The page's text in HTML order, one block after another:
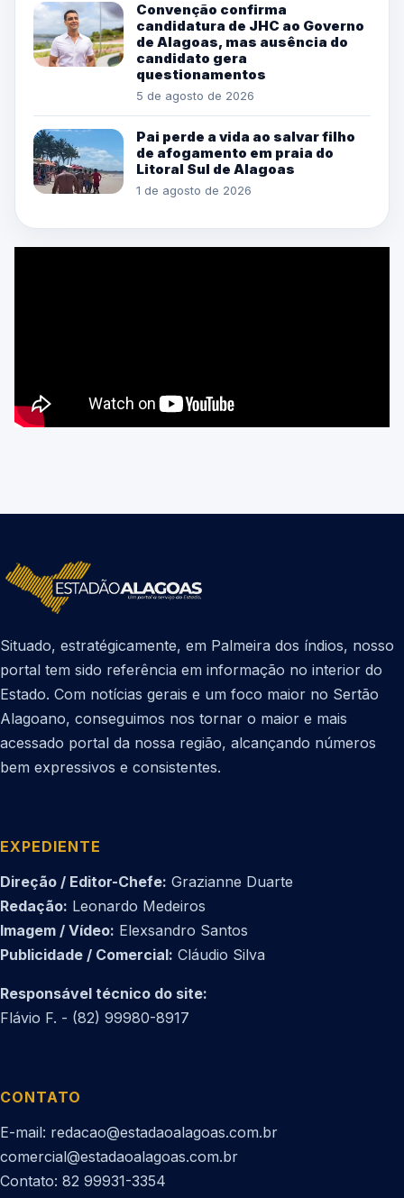
Convenção confirma
candidatura de JHC ao Governo
de Alagoas, mas ausência do
candidato gera
questionamentos
5 de agosto de 2026
Pai perde a vida ao salvar filho
de afogamento em praia do
Litoral Sul de Alagoas
1 de agosto de 2026
Situado, estratégicamente, em Palmeira dos índios, nosso
portal tem sido referência em informação no interior do
Estado. Com notícias gerais e um foco maior no Sertão
Alagoano, conseguimos nos tornar o maior e mais
acessado portal da nossa região, alcançando números
bem expressivos e consistentes.
EXPEDIENTE
Direção / Editor-Chefe: Grazianne Duarte
Redação: Leonardo Medeiros
Imagem / Vídeo: Elexsandro Santos
Publicidade / Comercial: Cláudio Silva
Responsável técnico do site:
Flávio F. - (82) 99980-8917
CONTATO
E-mail: redacao@estadaoalagoas.com.br
comercial@estadaoalagoas.com.br
Contato: 82 99931-3354